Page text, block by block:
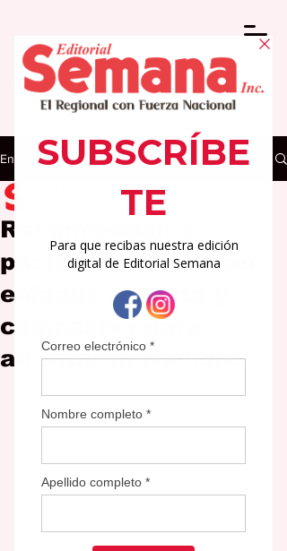
Entrada
Recomiendan a
pacientes de cáncer
enfoque realista y
compasivo para
afrontar la Navidad
3 min de lectura